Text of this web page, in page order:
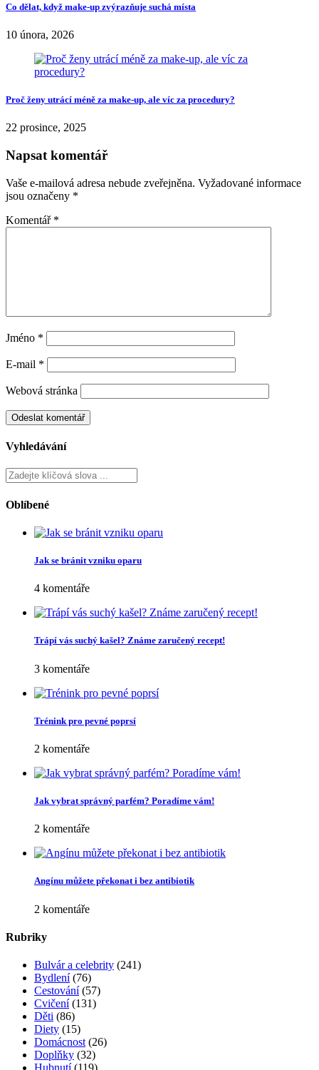
Co dělat, když make-up zvýrazňuje suchá místa
10 února, 2026
Proč ženy utrácí méně za make-up, ale víc za procedury?
22 prosince, 2025
Napsat komentář
Vaše e-mailová adresa nebude zveřejněna. Vyžadované informace
jsou označeny *
Komentář *
Jméno *
E-mail *
Webová stránka
Vyhledávání
Oblíbené
Jak se bránit vzniku oparu
4 komentáře
Trápí vás suchý kašel? Známe zaručený recept!
3 komentáře
Trénink pro pevné poprsí
2 komentáře
Jak vybrat správný parfém? Poradíme vám!
2 komentáře
Angínu můžete překonat i bez antibiotik
2 komentáře
Rubriky
Bulvár a celebrity (241)
Bydlení(76)
Cestování(57)
Cvičení(131)
Děti (86)
Diety (15)
Domácnost (26)
Doplňky (32)